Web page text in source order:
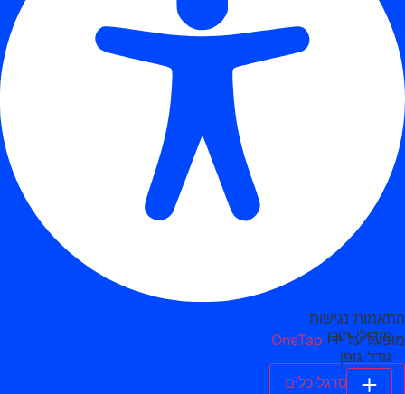
התאמות נגישות
מופעל על ידי OneTap
הסתר סרגל כלים
מודולי תוכן
גודל גופן